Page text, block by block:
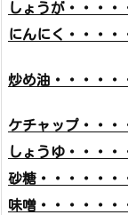
しょうが・・・・
にんにく・・・・
炒め油・・・・・
ケチャップ・・・
しょうゆ・・・・
砂糖・・・・・・
味噌・・・・・・